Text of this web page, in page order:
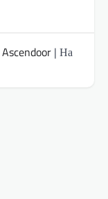
Ascendoor | На